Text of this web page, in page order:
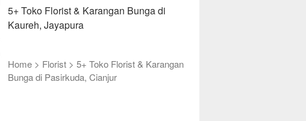
5+ Toko Florist & Karangan Bunga di
Kaureh, Jayapura
Home > Florist >5+ Toko Florist & Karangan
Bunga di Pasirkuda, Cianjur